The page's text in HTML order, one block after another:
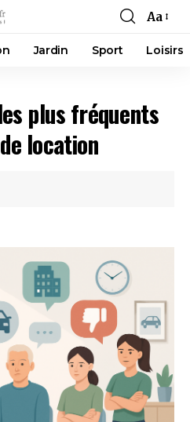
Aa
Jardin Sport Loisirs
plus fréquents
location